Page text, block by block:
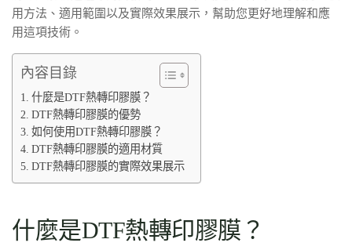
用方法、適用範圍以及實際效果展示，幫助您更好地理解和應
用這項技術。
內容目錄
什麼是DTF熱轉印膠膜？
DTF熱轉印膠膜的優勢
如何使用DTF熱轉印膠膜？
DTF熱轉印膠膜的適用材質
DTF熱轉印膠膜的實際效果展示
什麼是DTF熱轉印膠膜？